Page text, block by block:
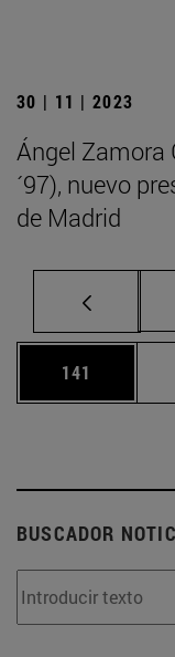
30 | 11 | 2023
Ángel Zamora
´97), nuevo
de Madrid
Página
141
BUSCADOR